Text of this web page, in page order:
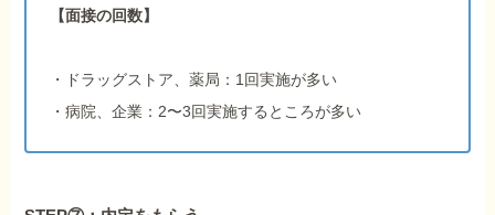
【面接の回数】
・ドラッグストア、薬局：1回実施が多い
・病院、企業：2〜3回実施するところが多い